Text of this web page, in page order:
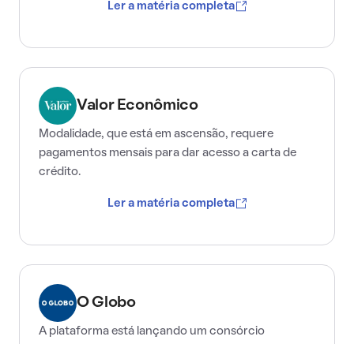
Ler a matéria completa
Valor Econômico
Modalidade, que está em ascensão, requere
pagamentos mensais para dar acesso a carta de
crédito.
Ler a matéria completa
O Globo
A plataforma está lançando um consórcio